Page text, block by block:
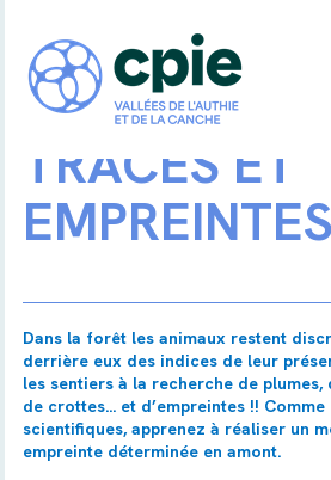
TRACES ET
EMPREINTES
Dans la forêt les animaux restent
derrière eux des indices de leur
les sentiers à la recherche de plumes,
de crottes... et d’empreintes !!
scientifiques, apprenez à réaliser un
empreinte déterminée en amont.